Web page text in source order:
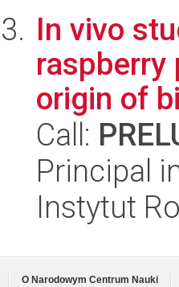
In vivo
raspberry
origin of
Call:
Principal
Instytut
O Narodowym Centrum Nauki